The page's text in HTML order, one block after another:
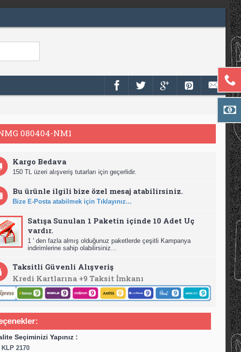
080404-NM1
Kargo Bedava
150 TL üzeri alışveriş tutarları için geçerlidir.
Bu ürünle ilgili bize özel mesaj atabilirsiniz.
Bize E-Posta atabilmek için Tıklayınız...
Satışa Sunulan 1 Paketin içinde 10 Adet Uç
vardır.
1 ' den fazla almış olduğunuz paketlerde çeşitli Kampanya
indirimlerine sahip olabilirsiniz...
Taksitli Güvenli Alışveriş
Kredi Kartlarına +9 Taksit İmkanı
Seçiminizi Yapınız :
KLP 2170